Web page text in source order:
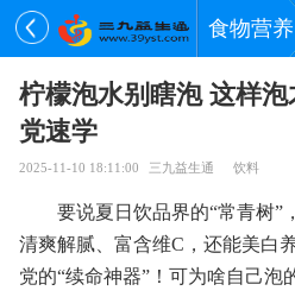
食物营养
柠檬泡水别瞎泡 这样
党速学
2025-11-10 18:11:00 三九益生通 饮料
要说夏日饮品界的“常青树”
清爽解腻、富含维C，还能美白
党的“续命神器”！可为啥自己泡